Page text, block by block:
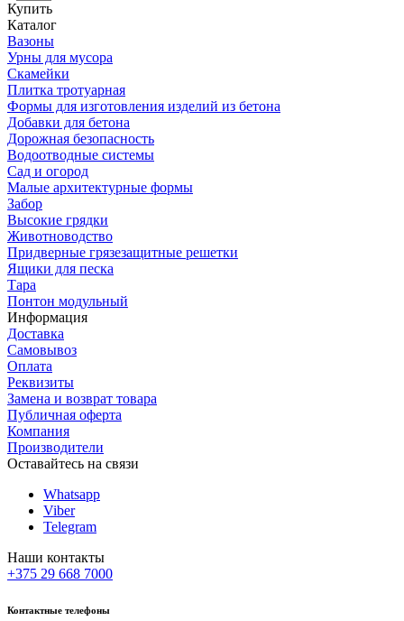
Купить
Каталог
Вазоны
Урны для мусора
Скамейки
Плитка тротуарная
Формы для изготовления изделий из бетона
Добавки для бетона
Дорожная безопасность
Водоотводные системы
Сад и огород
Малые архитектурные формы
Забор
Высокие грядки
Животноводство
Придверные грязезащитные решетки
Ящики для песка
Тара
Понтон модульный
Информация
Доставка
Самовывоз
Оплата
Реквизиты
Замена и возврат товара
Публичная оферта
Компания
Производители
Оставайтесь на связи
Whatsapp
Viber
Telegram
Наши контакты
+375 29 668 7000
Контактные телефоны